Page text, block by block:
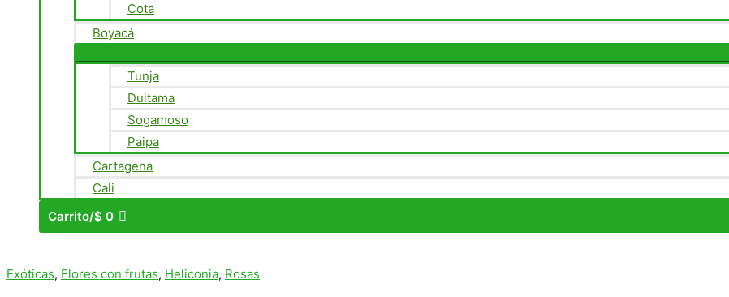
Cota
Boyacá
Tunja
Duitama
Sogamoso
Paipa
Cartagena
Cali
Carrito/$ 0
Exóticas, Flores con frutas, Heliconia, Rosas